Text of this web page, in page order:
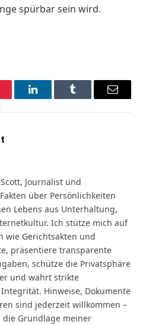
spürbar sein wird.
LinkedInTumblr Email
Journalist und
über Persönlichkeiten
Lebens aus Unterhaltung,
Ich stütze mich auf
wie Gerichtsakten und
präsentiere transparente
schütze die Privatsphäre
und wahrt strikte
Hinweise, Dokumente
sind jederzeit willkommen –
die Grundlage meiner